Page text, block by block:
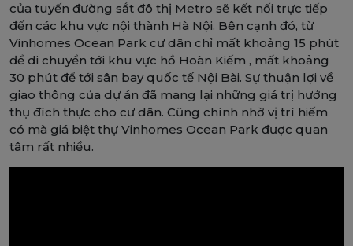
của tuyến đường sắt đô thị Metro sẽ kết nối trực tiếp
đến các khu vực nội thành Hà Nội. Bên cạnh đó, từ
Vinhomes Ocean Park cư dân chỉ mất khoảng 15 phút
để di chuyển tới khu vực hồ Hoàn Kiếm , mất khoảng
30 phút để tới sân bay quốc tế Nội Bài. Sự thuận lợi về
giao thông của dự án đã mang lại những giá trị hưởng
thụ đích thực cho cư dân. Cũng chính nhờ vị trí hiếm
có mà giá biệt thự Vinhomes Ocean Park được quan
tâm rất nhiều.